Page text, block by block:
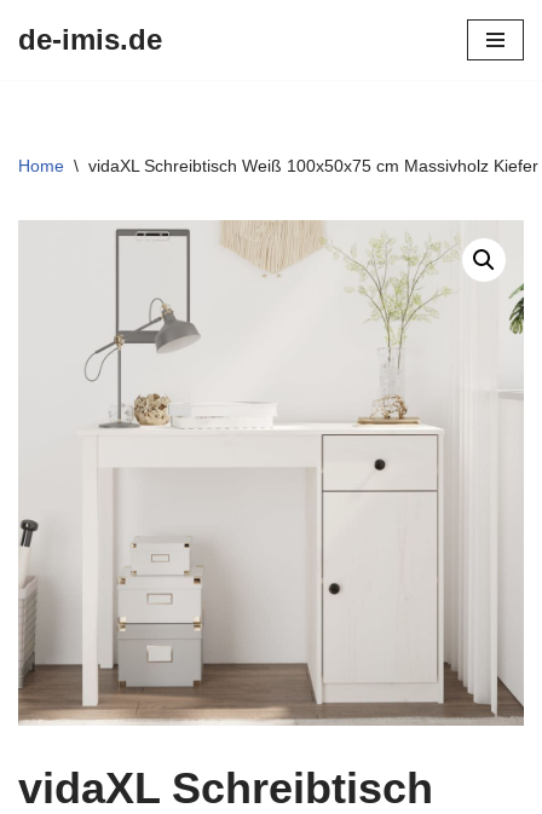
de-imis.de
Home \ vidaXL Schreibtisch Weiß 100x50x75 cm Massivholz Kiefer
vidaXL Schreibtisch